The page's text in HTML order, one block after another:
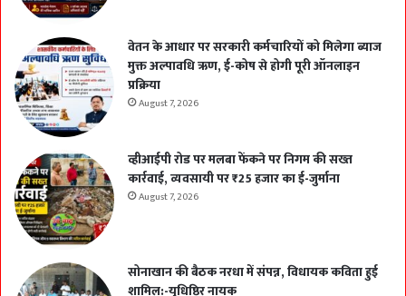
वेतन के आधार पर सरकारी कर्मचारियों को मिलेगा ब्याज
मुक्त अल्पावधि ऋण, ई-कोष से होगी पूरी ऑनलाइन
प्रक्रिया
August 7, 2026
व्हीआईपी रोड पर मलबा फेंकने पर निगम की सख्त
कार्रवाई, व्यवसायी पर ₹25 हजार का ई-जुर्माना
August 7, 2026
सोनाखान की बैठक नरधा में संपन्न, विधायक कविता हुई
शामिल:-युधिष्ठिर नायक